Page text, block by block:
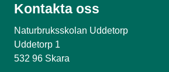
Kontakta oss
Naturbruksskolan Uddetorp
Uddetorp 1
532 96 Skara